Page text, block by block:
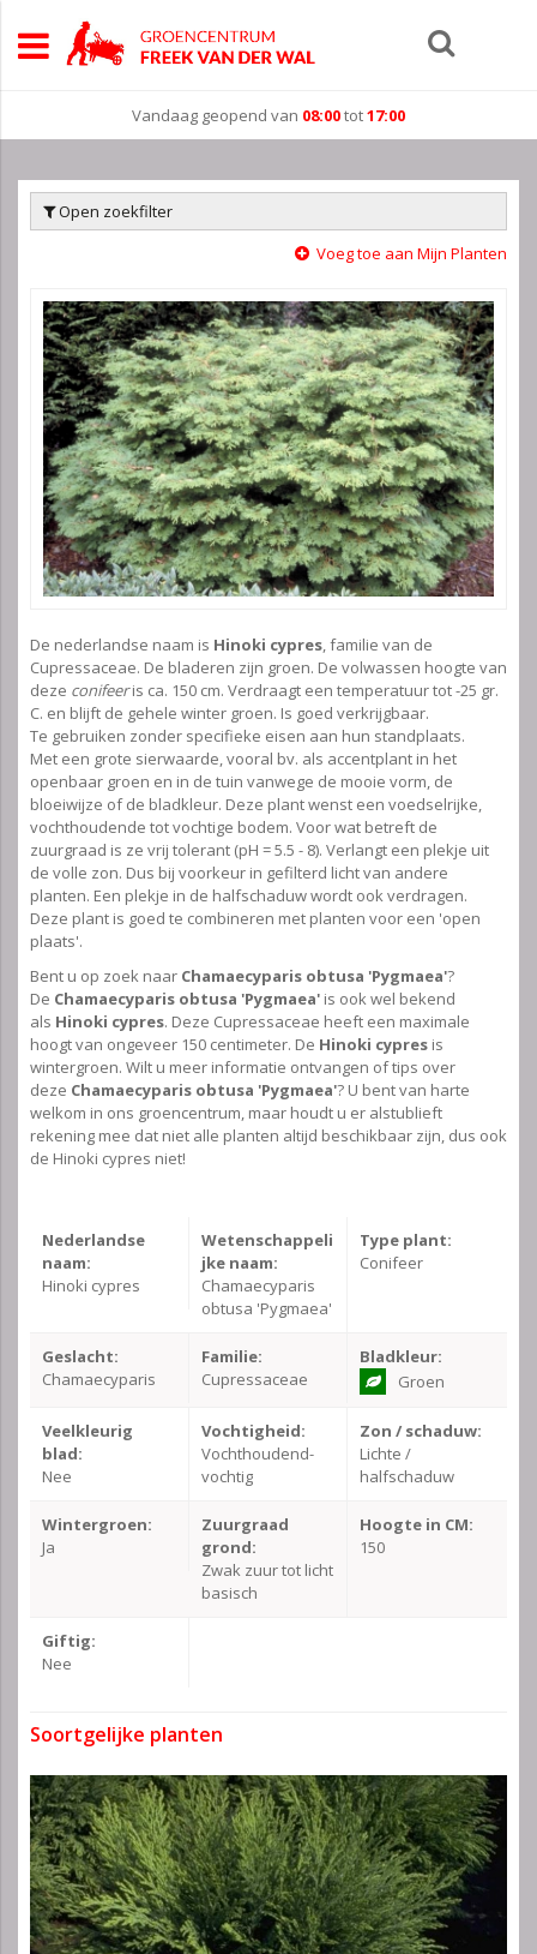
Vandaag geopend van 08:00tot17:00
Open zoekfilter
Voeg toe aan Mijn Planten
De nederlandse naam is Hinoki cypres, familie van de
Cupressaceae. De bladeren zijn groen. De volwassen hoogte van
deze conifeeris ca. 150 cm. Verdraagt een temperatuur tot -25 gr.
C. en blijft de gehele winter groen. Is goed verkrijgbaar.
Te gebruiken zonder specifieke eisen aan hun standplaats.
Met een grote sierwaarde, vooral bv. als accentplant in het
openbaar groen en in de tuin vanwege de mooie vorm, de
bloeiwijze of de bladkleur. Deze plant wenst een voedselrijke,
vochthoudende tot vochtige bodem. Voor wat betreft de
zuurgraad is ze vrij tolerant (pH = 5.5 - 8). Verlangt een plekje uit
de volle zon. Dus bij voorkeur in gefilterd licht van andere
planten. Een plekje in de halfschaduw wordt ook verdragen.
Deze plant is goed te combineren met planten voor een 'open
plaats'.
Bent u op zoek naar Chamaecyparis obtusa 'Pygmaea'?
De Chamaecyparis obtusa 'Pygmaea' is ook wel bekend
als Hinoki cypres. Deze Cupressaceae heeft een maximale
hoogt van ongeveer 150 centimeter. De Hinoki cypres is
wintergroen. Wilt u meer informatie ontvangen of tips over
deze Chamaecyparis obtusa 'Pygmaea'? U bent van harte
welkom in ons groencentrum, maar houdt u er alstublieft
rekening mee dat niet alle planten altijd beschikbaar zijn, dus ook
de Hinoki cypres niet!
Nederlandse
naam:
Hinoki cypres
Wetenschappeli
jke naam:
Chamaecyparis
obtusa 'Pygmaea'
Type plant:
Conifeer
Geslacht:
Chamaecyparis
Familie:
Cupressaceae
Bladkleur:
Groen
Veelkleurig
blad:
Nee
Vochtigheid:
Vochthoudend-
vochtig
Zon / schaduw:
Lichte /
halfschaduw
Wintergroen:
Ja
Zuurgraad
grond:
Zwak zuur tot licht
basisch
Hoogte in CM:
150
Giftig:
Nee
Soortgelijke planten